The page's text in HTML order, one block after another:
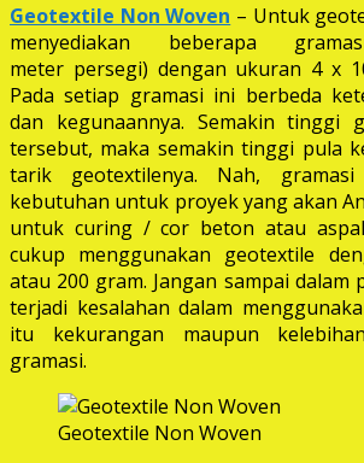
Geotextile Non Woven – Untuk
menyediakan beberapa
meter persegi) dengan ukuran 4 x
Pada setiap gramasi ini berbeda
dan kegunaannya. Semakin tinggi
tersebut, maka semakin tinggi pula
tarik geotextilenya. Nah,
kebutuhan untuk proyek yang akan
untuk curing / cor beton atau
cukup menggunakan geotextile
atau 200 gram. Jangan sampai dalam
terjadi kesalahan dalam
itu kekurangan maupun
gramasi.
Geotextile Non Woven